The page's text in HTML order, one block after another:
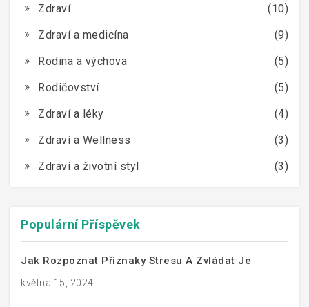
Zdraví
(10)
Zdraví a medicína
(9)
Rodina a výchova
(5)
Rodičovství
(5)
Zdraví a léky
(4)
Zdraví a Wellness
(3)
Zdraví a životní styl
(3)
Populární Příspěvek
Jak Rozpoznat Příznaky Stresu A Zvládat Je
května 15, 2024